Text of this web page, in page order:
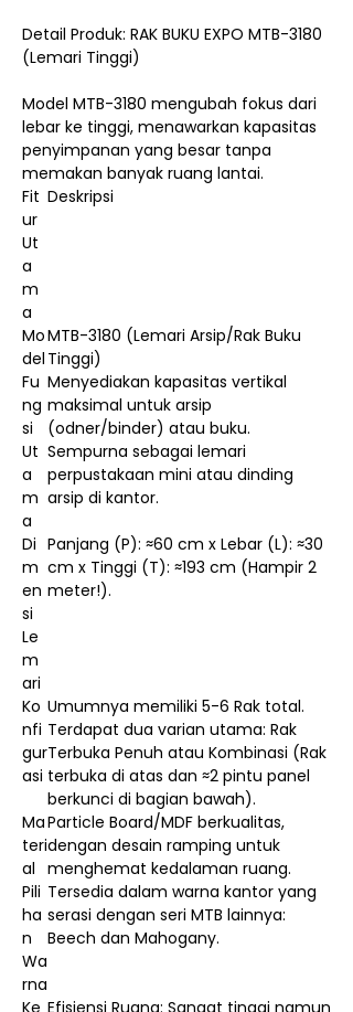
Detail Produk: RAK BUKU EXPO MTB-3180
(Lemari Tinggi)
Model MTB-3180 mengubah fokus dari
lebar ke tinggi, menawarkan kapasitas
penyimpanan yang besar tanpa
memakan banyak ruang lantai.
Fit
ur
Ut
a
m
a
Deskripsi
Mo
del
MTB-3180 (Lemari Arsip/Rak Buku
Tinggi)
Fu
ng
si
Ut
a
m
a
Menyediakan kapasitas vertikal
maksimal untuk arsip
(odner/binder) atau buku.
Sempurna sebagai lemari
perpustakaan mini atau dinding
arsip di kantor.
Di
m
en
si
Le
m
ari
Panjang (P): ≈60 cm x Lebar (L): ≈30
cm x Tinggi (T): ≈193 cm (Hampir 2
meter!).
Ko
nfi
gur
asi
Umumnya memiliki 5-6 Rak total.
Terdapat dua varian utama: Rak
Terbuka Penuh atau Kombinasi (Rak
terbuka di atas dan ≈2 pintu panel
berkunci di bagian bawah).
Ma
teri
al
Particle Board/MDF berkualitas,
dengan desain ramping untuk
menghemat kedalaman ruang.
Pili
ha
n
Wa
rna
Tersedia dalam warna kantor yang
serasi dengan seri MTB lainnya:
Beech dan Mahogany.
Ke Efisiensi Ruang: Sangat tinggi namun